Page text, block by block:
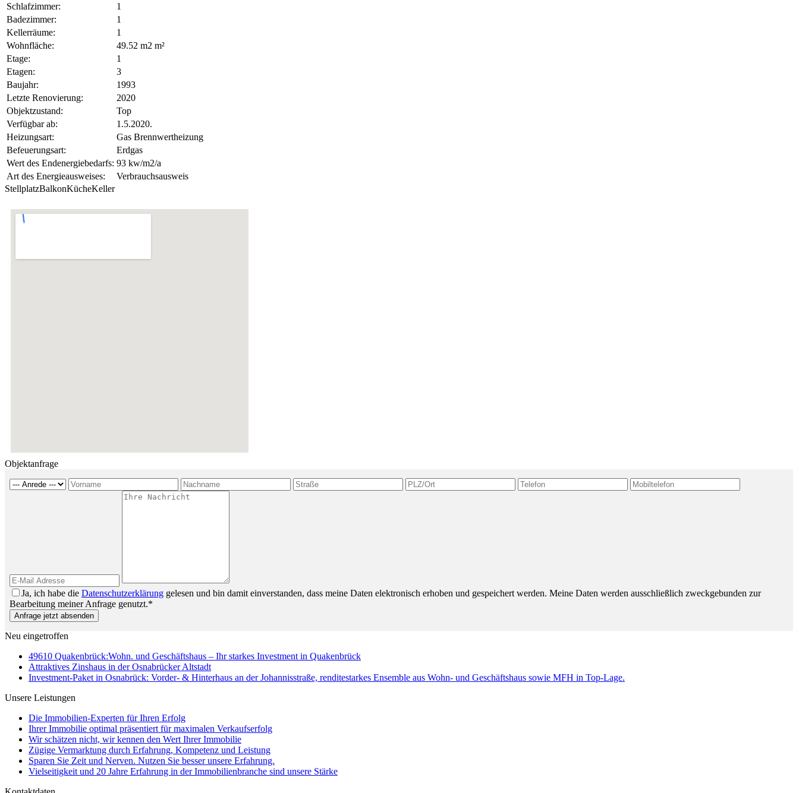
Schlafzimmer:
1
Badezimmer:
1
Kellerräume:
1
Wohnfläche:
49.52 m2 m²
Etage:
1
Etagen:
3
Baujahr:
1993
Letzte Renovierung:
2020
Objektzustand:
Top
Verfügbar ab:
1.5.2020.
Heizungsart:
Gas Brennwertheizung
Befeuerungsart:
Erdgas
Wert des Endenergiebedarfs: 93 kw/m2/a
Art des Energieausweises:
Verbrauchsausweis
StellplatzBalkonKücheKeller
Objektanfrage
Ja, ich habe die Datenschutzerklärung gelesen und bin damit einverstanden, dass meine Daten elektronisch erhoben und gespeichert werden. Meine Daten werden ausschließlich zweckgebunden zur
Bearbeitung meiner Anfrage genutzt.*
Anfrage jetzt absenden
Neu eingetroffen
49610 Quakenbrück:Wohn. und Geschäftshaus – Ihr starkes Investment in Quakenbrück
Attraktives Zinshaus in der Osnabrücker Altstadt
Investment-Paket in Osnabrück: Vorder- & Hinterhaus an der Johannisstraße, renditestarkes Ensemble aus Wohn- und Geschäftshaus sowie MFH in Top-Lage.
Unsere Leistungen
Die Immobilien-Experten für Ihren Erfolg
Ihrer Immobilie optimal präsentiert für maximalen Verkaufserfolg
Wir schätzen nicht, wir kennen den Wert Ihrer Immobilie
Zügige Vermarktung durch Erfahrung, Kompetenz und Leistung
Sparen Sie Zeit und Nerven. Nutzen Sie besser unsere Erfahrung.
Vielseitigkeit und 20 Jahre Erfahrung in der Immobilienbranche sind unsere Stärke